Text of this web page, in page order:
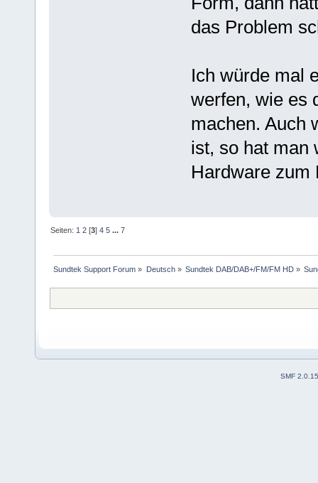
das Problem
Ich würde mal
werfen, wie es
machen. Auch
ist, so hat man
Hardware zum
Seiten: 1 2 [3]4 5 ...7
Sundtek Support Forum » Deutsch» Sundtek DAB/DAB+/FM/FM HD»
SMF 2.0.15